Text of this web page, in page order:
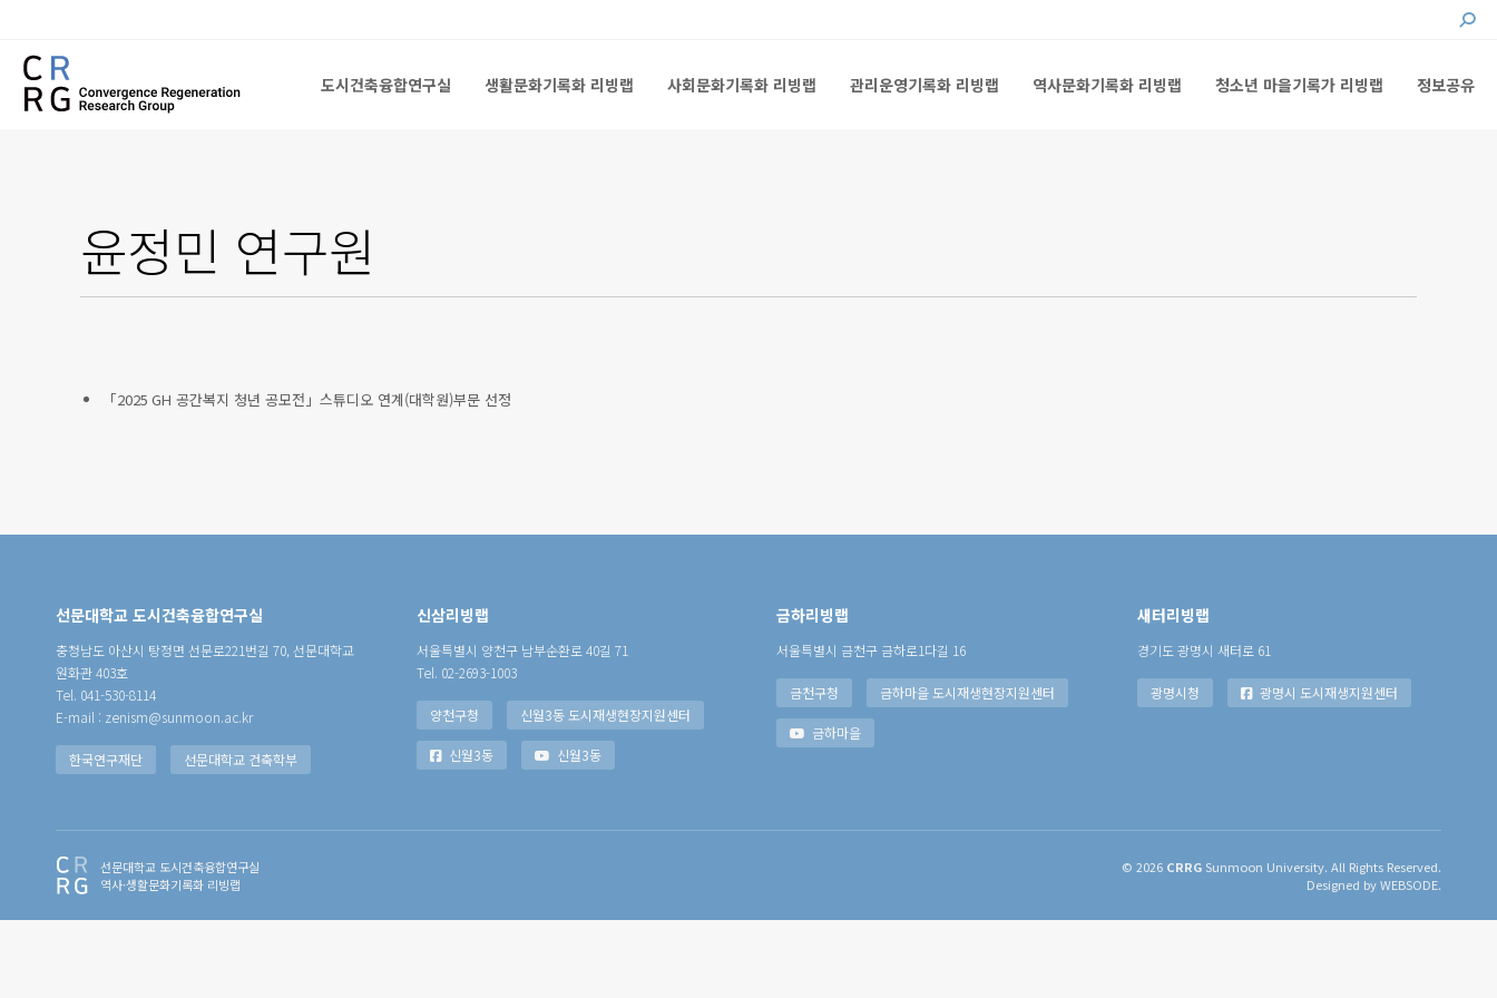
도시건축융합연구실 생활문화기록화 리빙랩 사회문화기록화 리빙랩 관리운영기록화 리빙랩 역사문화기록화 리빙랩 청소년 마을기록가 리빙랩 정보공유
윤정민 연구원
「2025 GH 공간복지 청년 공모전」스튜디오 연계(대학원)부문 선정
선문대학교 도시건축융합연구실
충청남도 아산시 탕정면 선문로221번길 70, 선문대학교
원화관 403호
Tel. 041-530-8114
E-mail : zenism@sunmoon.ac.kr
한국연구재단 선문대학교 건축학부
신삼리빙랩
서울특별시 양천구 남부순환로 40길 71
Tel. 02-2693-1003
양천구청 신월3동 도시재생현장지원센터
신월3동 신월3동
금하리빙랩
서울특별시 금천구 금하로1다길 16
금천구청 금하마을 도시재생현장지원센터
금하마을
새터리빙랩
경기도 광명시 새터로 61
광명시청 광명시 도시재생지원센터
선문대학교 도시건축융합연구실
역사·생활문화기록화 리빙랩
© 2026 CRRG Sunmoon University. All Rights Reserved.
Designed by WEBSODE.
정보공유